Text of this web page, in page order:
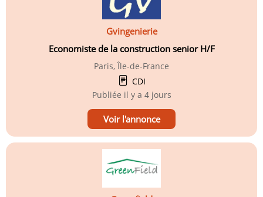
Gvingenierie
Economiste de la construction senior H/F
Paris, Île-de-France
CDI
Publiée il y a 4 jours
Voir l'annonce